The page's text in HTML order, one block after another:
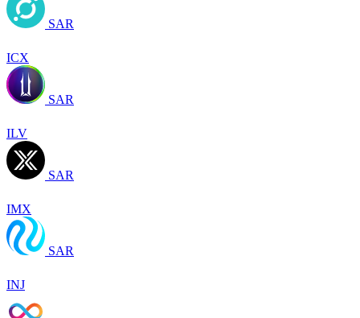
SAR
ICX
SAR
ILV
SAR
IMX
SAR
INJ